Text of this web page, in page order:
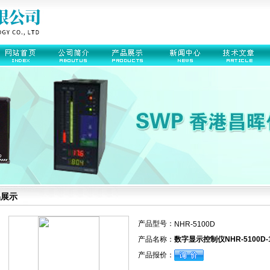
示
产品型号： NHR-5100D
产品名称： 数字显示控制仪NHR-
产品报价：